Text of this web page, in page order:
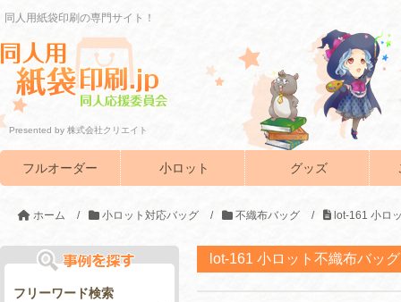
同人用紙袋印刷の専門サイト！
Presented by 株式会社クリエイト
フルオーダー 小ロット グッズ
ホーム / 小ロット対応バッグ / 不織布バッグ / lot-161 小ロ
lot-161 小ロット不織布バッグ
フリーワード検索